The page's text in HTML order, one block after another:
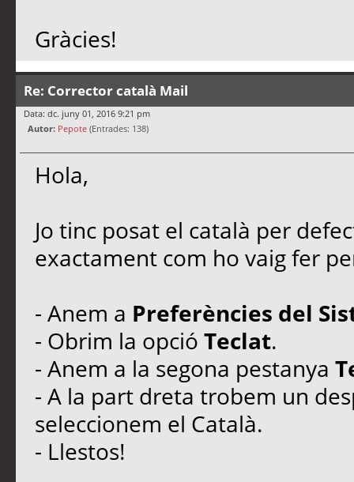
Gràcies!
Re: Corrector català Mail
Data: dc. juny 01, 2016 9:21 pm
Autor: Pepote (Entrades: 138)
Hola,
Jo tinc posat el català per
exactament com ho vaig fer
- Anem a Preferències del
- Obrim la opció Teclat.
- Anem a la segona pestanya
- A la part dreta trobem un
seleccionem el Català.
- Llestos!